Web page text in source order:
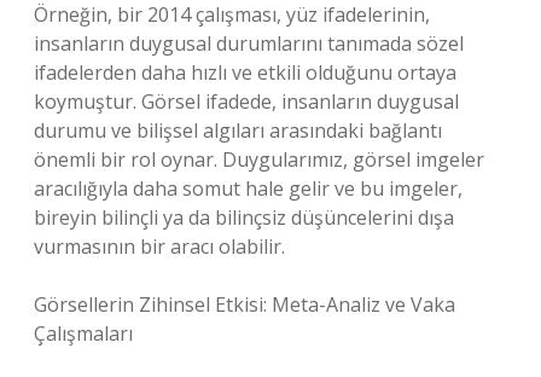
Örneğin, bir 2014 çalışması, yüz ifadelerinin,
insanların duygusal durumlarını tanımada sözel
ifadelerden daha hızlı ve etkili olduğunu ortaya
koymuştur. Görsel ifadede, insanların duygusal
durumu ve bilişsel algıları arasındaki bağlantı
önemli bir rol oynar. Duygularımız, görsel imgeler
aracılığıyla daha somut hale gelir ve bu imgeler,
bireyin bilinçli ya da bilinçsiz düşüncelerini dışa
vurmasının bir aracı olabilir.
Görsellerin Zihinsel Etkisi: Meta-Analiz ve Vaka
Çalışmaları